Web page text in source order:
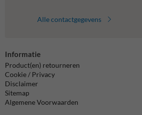
Alle contactgegevens
Informatie
Product(en) retourneren
Cookie / Privacy
Disclaimer
Sitemap
Algemene Voorwaarden